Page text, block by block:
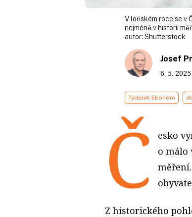
V loňském roce se v
nejméně v historii
autor: Shutterstock
Josef
6. 5. 2025
Týdeník Ekonom
Č
esko
o málo
Z historického